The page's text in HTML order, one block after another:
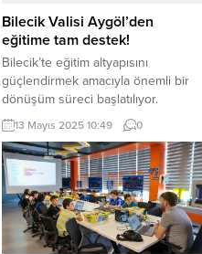
Bilecik Valisi Aygöl’den
eğitime tam destek!
Bilecik’te eğitim altyapısını
güçlendirmek amacıyla önemli bir
dönüşüm süreci başlatılıyor.
Pazaryeri Gündem / BİLECİK (İGFA)
– İlkokul ve ortaokullarda
yürütülecek onarım çalışmaları, Vali
Şefik Aygöl’ün başkanlığında
düzenlenen toplantıda ele alındı.
Toplantıya Mülki İdare Amirleri ile
ilgili kurum müdürleri katıldı.
Toplantıda alınan karar
13 Mayıs 2025 10:49 0